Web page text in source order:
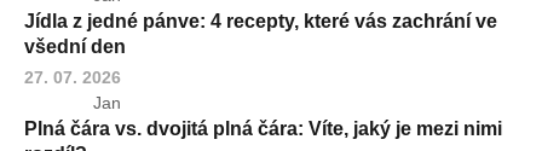
Jídla z jedné pánve: 4 recepty, které vás zachrání ve
všední den
27. 07. 2026
Jan
Plná čára vs. dvojitá plná čára: Víte, jaký je mezi nimi